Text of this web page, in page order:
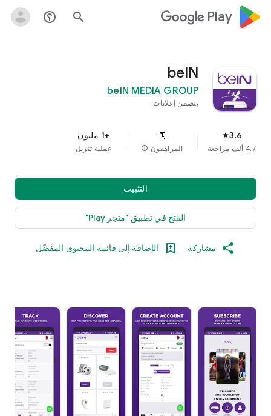
google_logo Play
search
help_outline
beIN
beIN MEDIA GROUP
يتضمن إعلانات
3.6
star
4.7 ألف مراجعة المراهقون info
+1 مليون
عملية تنزيل
التثبيت
الفتح في تطبيق "متجر Play"
مشاركة الإضافة إلى قائمة المحتوى المفضّل